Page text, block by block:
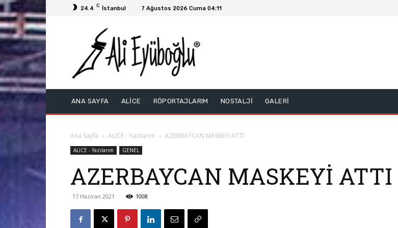
24.4 C İstanbul 7 Ağustos 2026 Cuma 04:11
ANA SAYFA ALİCE RÖPORTAJLARIM NOSTALJİ GALERİ
Ana Sayfa ALİCE - Yazılarım AZERBAYCAN MASKEYİ ATTI
ALİCE - Yazılarım GENEL
AZERBAYCAN MASKEYİ ATTI
17 Haziran 2021 1008